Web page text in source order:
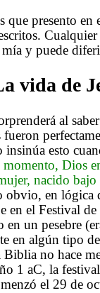
que presento en
mía y puede
vida de
al
fueron
esto
momento, Dios
nacido bajo
obvio, en lógica
en el Festival
en un pesebre
en algún tipo
Biblia no hace
1 aC, la
el 29 de